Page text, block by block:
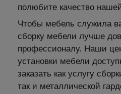
полюбите качество
Чтобы мебель служила
сборку мебели лучше
профессионалу. Наши
установки мебели
заказать как услугу
так и металлической